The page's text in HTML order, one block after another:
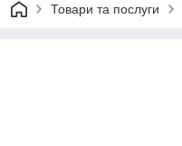
Товари та послуги